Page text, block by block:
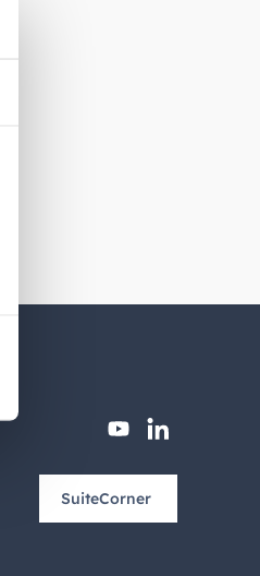
youtubelinkedin
SuiteCorner